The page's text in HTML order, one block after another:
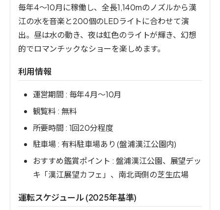
毎年4～10月に稼働し、全長1,140mのノズルから漢
江の水を音楽と200個のLEDライトに合わせて演
出。昼は水の動き、夜は虹色のライトが輝き、幻想
的でロマンチックなショーを楽しめます。
利用情報
運営期間 : 毎年4月～10月
観覧料 : 無料
所要時間 : 1回20分程度
駐車場 : 有料駐車場あり (盤浦漢江公園内)
おすすめ鑑賞ポイント : 盤浦漢江公園、展望デッ
キ「漢江展望カフェ」、南北両側の芝生広場
運転スケジュール (2025年基準)